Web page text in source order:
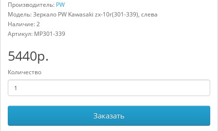
Производитель: PW
Модель: Зеркало PW Kawasaki zx-10r(301-339), слева
Наличие: 2
Артикул: MP301-339
5440р.
Количество
Заказать